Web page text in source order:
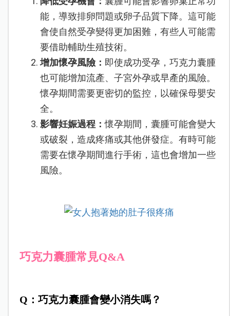
能，導致排卵問題或卵子品質下降。這可能
會使自然受孕變得更加困難，有些人可能需
要借助輔助生殖技術。
增加懷孕風險： 即使成功受孕，巧克力囊腫
也可能增加流產、子宮外孕或早產的風險。
懷孕期間需要更密切的監控，以確保母嬰安
全。
影響妊娠過程：懷孕期間，囊腫可能會變大
或破裂，造成疼痛或其他併發症。有時可能
需要在懷孕期間進行手術，這也會增加一些
風險。
巧克力囊腫常見Q&A
Q：巧克力囊腫會變小消失嗎？